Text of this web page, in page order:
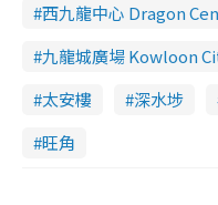
西九龍中心 Dragon
九龍城廣場 Kowloon
太安樓
深水埗
旺角